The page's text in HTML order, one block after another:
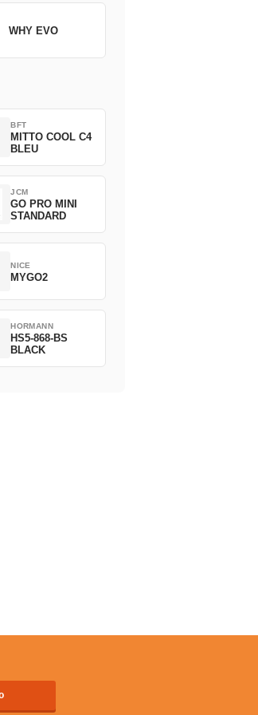
WHY EVO
BFT
MITTO COOL C4
BLEU
JCM
GO PRO MINI
STANDARD
NICE
MYGO2
HORMANN
HS5-868-BS
BLACK